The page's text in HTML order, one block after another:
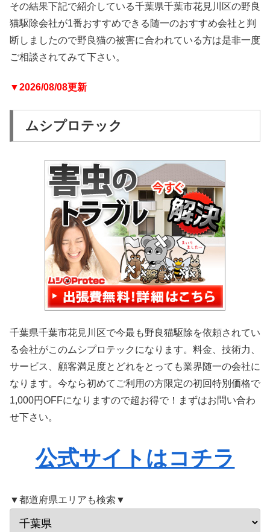
その結果下記で紹介している千葉県千葉市花見川区の野良
猫駆除会社が1番おすすめできる随一のおすすめ会社と判
断しましたので野良猫の被害に合われている方は是非一度
ご相談されてみて下さい。
▼2026/08/08更新
ムシプロテック
千葉県千葉市花見川区で今最も野良猫駆除を依頼されてい
る会社がこのムシプロテックになります。料金、技術力、
サービス、顧客満足度とどれをとっても業界随一の会社に
なります。今なら初めてご利用の方限定の初回特別価格で
1,000円OFFになりますので超お得で！まずはお問い合わ
せ下さい。
公式サイトはコチラ
▼都道府県エリアも検索▼